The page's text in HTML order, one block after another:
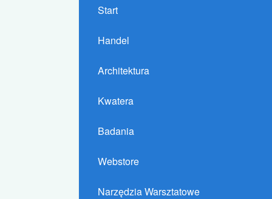
Start
Handel
Architektura
Kwatera
Badania
Webstore
Narzędzia Warsztatowe